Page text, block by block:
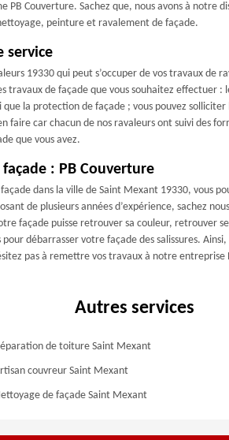
PB Couverture. Sachez que, nous avons à notre
peinture et ravalement de façade.
service
19330 qui peut s’occuper de vos travaux de
travaux de façade que vous souhaitez effectuer :
la protection de façade ; vous pouvez solliciter
faire car chacun de nos ravaleurs ont suivi des
que vous avez.
: PB Couverture
dans la ville de Saint Mexant 19330, vous
de plusieurs années d’expérience, sachez
façade puisse retrouver sa couleur, retrouver
débarrasser votre façade des salissures. Ainsi,
pas à remettre vos travaux à notre entreprise
Autres services
de toiture Saint Mexant
couvreur Saint Mexant
de façade Saint Mexant